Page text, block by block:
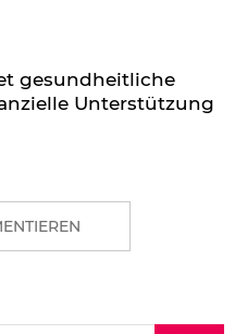
gesundheitliche
Unterstützung